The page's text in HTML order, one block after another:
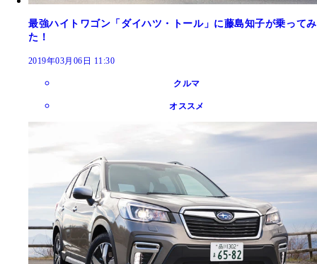
最強ハイトワゴン「ダイハツ・トール」に藤島知子が乗ってみ
た！
2019年03月06日 11:30
クルマ
オススメ